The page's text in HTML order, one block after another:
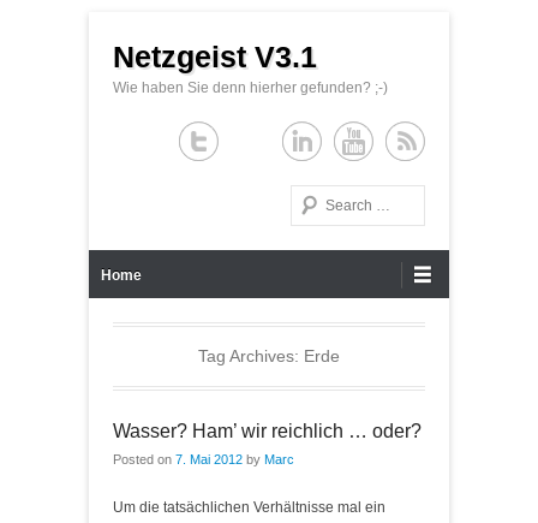
Netzgeist V3.1
Wie haben Sie denn hierher gefunden? ;-)
Search
Home
Tag Archives: Erde
Wasser? Ham’ wir reichlich … oder?
Posted on 7. Mai 2012 by Marc
Um die tatsächlichen Verhältnisse mal ein